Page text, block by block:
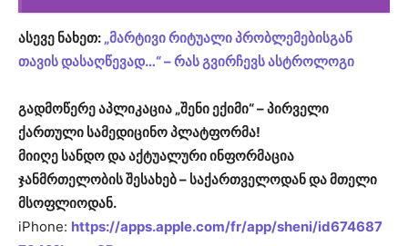
ასევე ნახეთ: „მარტივი რიტუალი პრობლემებისგან
თავის დასაღწევად…“ – რას გვირჩევს ასტროლოგი
გადმოწერე აპლიკაცია „შენი ექიმი“ – პირველი
ქართული სამედიცინო პლატფორმა!
მიიღე სანდო და აქტუალური ინფორმაცია
ჯანმრთელობის შესახებ – საქართველოდან და მთელი
მსოფლიოდან.
iPhone: https://apps.apple.com/fr/app/sheni/id674687